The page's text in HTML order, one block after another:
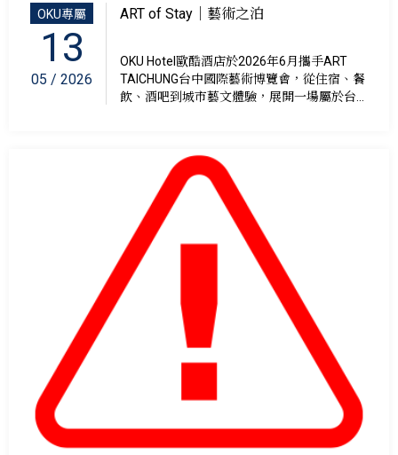
OKU專屬
13
05 / 2026
ART of Stay｜藝術之泊
OKU Hotel歐酷酒店於2026年6月攜手ART
TAICHUNG台中國際藝術博覽會，從住宿、餐
飲、酒吧到城市藝文體驗，展開一場屬於台...